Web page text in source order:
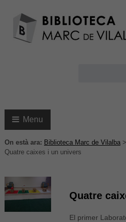
Menu
On està ara: Biblioteca Marc de Vilalba>
Quatre caixes i un univers
Quatre
El primer